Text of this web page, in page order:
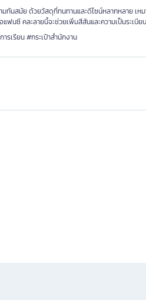
ทันสมัย ด้วยวัสดุที่ทนทานและดีไซน์หลากหลาย เ
ฟนซี คละลายนี้จะช่วยเพิ่มสีสันและความเป็นระเบีย
รเรียน #กระเป๋าสำนักงาน